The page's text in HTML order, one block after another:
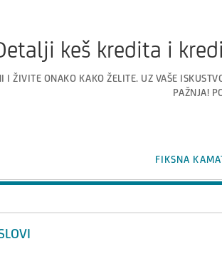
keš kredita i
I ŽIVITE ONAKO KAKO ŽELITE. UZ VAŠE
PAŽNJA!
FIKSNA